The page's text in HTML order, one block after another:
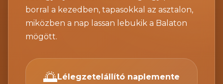
borral a kezedben, tapasokkal az asztalon,
miközben a nap lassan lebukik a Balaton
mögött.
🌅Lélegzetelállító naplemente